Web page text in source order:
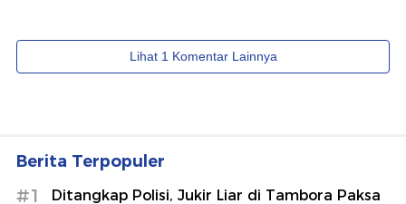
Berita Terpopuler
#1
Ditangkap Polisi, Jukir Liar di Tambora Paksa